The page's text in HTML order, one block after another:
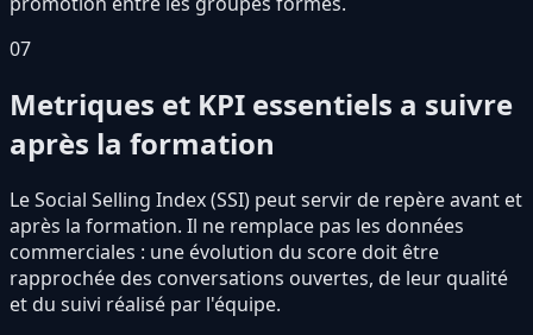
07
Metriques et KPI essentiels a suivre
après la formation
Le Social Selling Index (SSI) peut servir de repère avant et
après la formation. Il ne remplace pas les données
commerciales : une évolution du score doit être
rapprochée des conversations ouvertes, de leur qualité
et du suivi réalisé par l'équipe.